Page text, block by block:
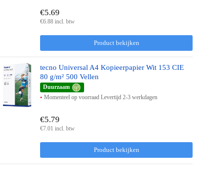
Product bekijken
€5.69
€6.88 incl. btw
tecno Universal A4 Kopieerpapier Wit 153 CIE
80 g/m² 500 Vellen
Duurzaam
Momenteel op voorraad Levertijd 2-3 werkdagen
Product bekijken
€5.79
€7.01 incl. btw